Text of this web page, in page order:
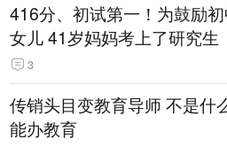
416分、初试第一！为鼓励
女儿 41岁妈妈考上了研究生
3
传销头目变教育导师 不是什
能办教育